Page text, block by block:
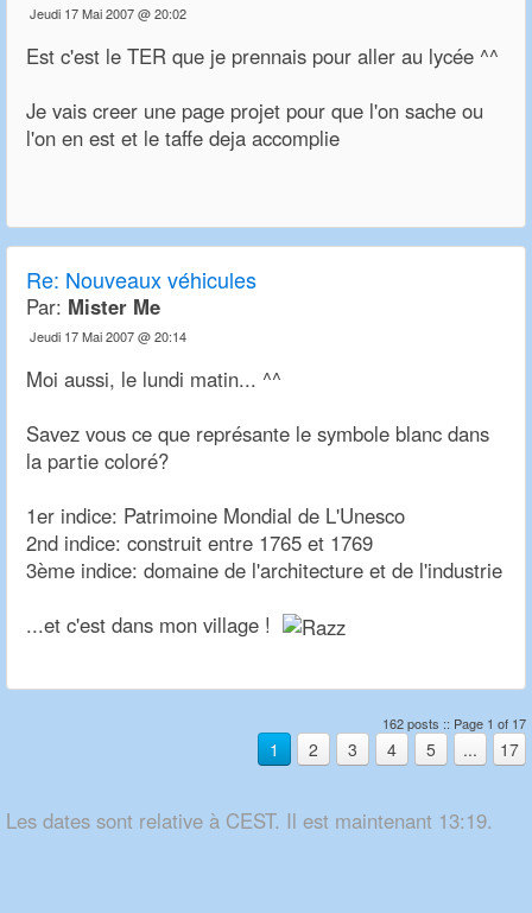
Jeudi 17 Mai 2007 @ 20:02
Est c'est le TER que je prennais pour aller au lycée ^^
Je vais creer une page projet pour que l'on sache ou
l'on en est et le taffe deja accomplie
Re: Nouveaux véhicules
Par: Mister Me
Jeudi 17 Mai 2007 @ 20:14
Moi aussi, le lundi matin... ^^
Savez vous ce que représante le symbole blanc dans
la partie coloré?
1er indice: Patrimoine Mondial de L'Unesco
2nd indice: construit entre 1765 et 1769
3ème indice: domaine de l'architecture et de l'industrie
...et c'est dans mon village !
162 posts :: Page 1 of 17
1 2 3 4 5 ... 17
Les dates sont relative à CEST. Il est maintenant 13:19.